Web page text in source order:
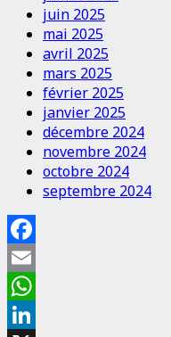
juin 2025
mai 2025
avril 2025
mars 2025
février 2025
janvier 2025
décembre 2024
novembre 2024
octobre 2024
septembre 2024
Facebook
Email
WhatsApp